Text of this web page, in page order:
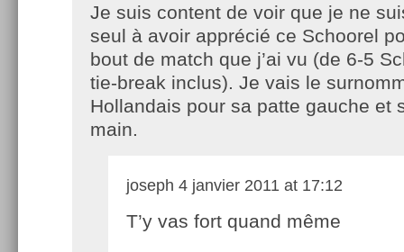
Je suis content de voir que je ne
seul à avoir apprécié ce Schoorel
bout de match que j’ai vu (de 6-5
tie-break inclus). Je vais le
Hollandais pour sa patte gauche et
main.
joseph 4 janvier 2011 at 17:12
T’y vas fort quand même